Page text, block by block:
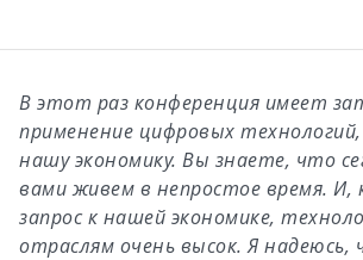
В этот раз конференция имеет
применение цифровых
нашу экономику. Вы знаете, что
вами живем в непростое время. И,
запрос к нашей экономике,
отраслям очень высок. Я